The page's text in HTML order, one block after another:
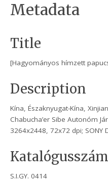
Metadata
Title
[Hagyományos hímzett
Description
Kína, Északnyugat-Kína,
Chabucha’er Sibe Autonóm
3264x2448, 72x72 dpi; SONY
Katalógusszám
S.I.GY. 0414